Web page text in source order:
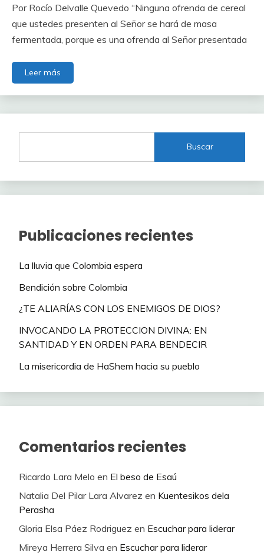
Por Rocío Delvalle Quevedo “Ninguna ofrenda de cereal
que ustedes presenten al Señor se hará de masa
fermentada, porque es una ofrenda al Señor presentada
Leer más
Buscar
Publicaciones recientes
La lluvia que Colombia espera
Bendición sobre Colombia
¿TE ALIARÍAS CON LOS ENEMIGOS DE DIOS?
INVOCANDO LA PROTECCION DIVINA: EN
SANTIDAD Y EN ORDEN PARA BENDECIR
La misericordia de HaShem hacia su pueblo
Comentarios recientes
Ricardo Lara Melo en El beso de Esaú
Natalia Del Pilar Lara Alvarez en Kuentesikos dela
Perasha
Gloria Elsa Páez Rodriguez en Escuchar para liderar
Mireya Herrera Silva en Escuchar para liderar